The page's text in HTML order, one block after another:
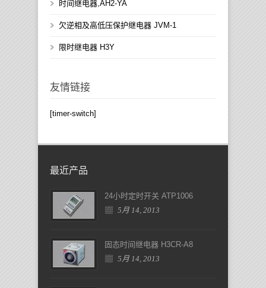
时间继电器,AH2-YA
欠逆相及高低压保护继电器 JVM-1
限时继电器 H3Y
友情链接
[timer-switch]
最近产品
24小时定时开关 ATP1006
5月 14, 2013
固态时间继电器 H3CR-A8
5月 14, 2013